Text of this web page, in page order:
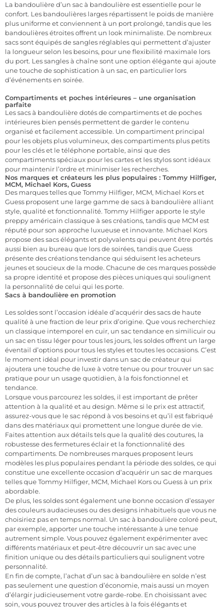
La bandoulière d’un sac à bandoulière est essentielle pour le
confort. Les bandoulières larges répartissent le poids de manière
plus uniforme et conviennent à un port prolongé, tandis que les
bandoulières étroites offrent un look minimaliste. De nombreux
sacs sont équipés de sangles réglables qui permettent d’ajuster
la longueur selon les besoins, pour une flexibilité maximale lors
du port. Les sangles à chaîne sont une option élégante qui ajoute
une touche de sophistication à un sac, en particulier lors
d’événements en soirée.
Compartiments et poches intérieures – une organisation
parfaite
Les sacs à bandoulière dotés de compartiments et de poches
intérieures bien pensés permettent de garder le contenu
organisé et facilement accessible. Un compartiment principal
pour les objets plus volumineux, des compartiments plus petits
pour les clés et le téléphone portable, ainsi que des
compartiments spéciaux pour les cartes et les stylos sont idéaux
pour maintenir l’ordre et minimiser les recherches.
Nos marques et créateurs les plus populaires : Tommy Hilfiger,
MCM, Michael Kors, Guess
Des marques telles que Tommy Hilfiger, MCM, Michael Kors et
Guess proposent une large gamme de sacs à bandoulière alliant
style, qualité et fonctionnalité. Tommy Hilfiger apporte le style
preppy américain classique à ses créations, tandis que MCM est
réputé pour son approche luxueuse et innovante. Michael Kors
propose des sacs élégants et polyvalents qui peuvent être portés
aussi bien au bureau que lors de soirées, tandis que Guess
présente des créations tendance qui séduisent les acheteurs
jeunes et soucieux de la mode. Chacune de ces marques possède
sa propre identité et propose des pièces uniques qui soulignent
la personnalité de celui qui les porte.
Sacs à bandoulière en promotion
Les soldes sont l’occasion idéale d’acquérir des sacs de haute
qualité à une fraction de leur prix d’origine. Que vous recherchiez
un classique intemporel en cuir, un sac tendance en similicuir ou
un sac en tissu léger pour tous les jours, les soldes offrent un large
éventail d’options pour tous les styles et toutes les occasions. C’est
le moment idéal pour investir dans un sac de créateur qui
ajoutera une touche de luxe à votre tenue ou pour trouver un sac
pratique pour un usage quotidien, à la fois fonctionnel et
tendance.
Lorsque vous parcourez les soldes, il est important de prêter
attention à la qualité et au design. Même si le prix est attractif,
assurez-vous que le sac répond à vos besoins et qu’il est fabriqué
dans des matériaux qui promettent une longue durée de vie.
Faites attention aux détails tels que la qualité des coutures, la
robustesse des fermetures éclair et la fonctionnalité des
compartiments. De nombreuses marques proposent leurs
modèles les plus populaires pendant la période des soldes, ce qui
constitue une excellente occasion d’acquérir un sac de marques
telles que Tommy Hilfiger, MCM, Michael Kors ou Guess à un prix
abordable.
De plus, les soldes sont également une bonne occasion d’essayer
des couleurs audacieuses ou des designs inhabituels que vous ne
choisiriez pas en temps normal. Un sac à bandoulière coloré peut,
par exemple, apporter une touche intéressante à une tenue
autrement simple. Vous pouvez également expérimenter avec
différents matériaux et peut-être découvrir un sac avec une
finition unique ou des détails particuliers qui soulignent votre
personnalité.
En fin de compte, l’achat d’un sac à bandoulière en solde n’est
pas seulement une question d’économie, mais aussi un moyen
d’élargir judicieusement votre garde-robe. En choisissant avec
soin, vous pouvez trouver des articles à la fois élégants et